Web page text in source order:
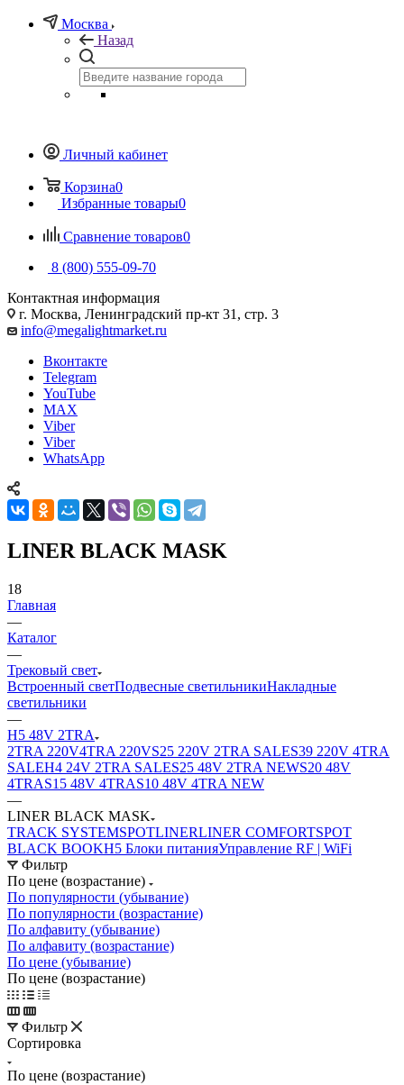
Москва
Назад
Личный кабинет
Корзина0
Избранные товары0
Сравнение товаров0
8 (800) 555-09-70
Контактная информация
г. Москва, Ленинградский пр-кт 31, стр. 3
info@megalightmarket.ru
Вконтакте
Telegram
YouTube
MAX
Viber
Viber
WhatsApp
LINER BLACK MASK
18
Главная
—
Каталог
—
Трековый свет
Встроенный светПодвесные светильникиНакладные
светильники
—
H5 48V 2TRA
2TRA 220V4TRA 220VS25 220V 2TRA SALES39 220V 4TRA
SALEH4 24V 2TRA SALES25 48V 2TRA NEWS20 48V
4TRAS15 48V 4TRAS10 48V 4TRA NEW
—
LINER BLACK MASK
TRACK SYSTEMSPOTLINERLINER COMFORTSPOT
BLACK BOOKH5 Блоки питанияУправление RF | WiFi
Фильтр
По цене (возрастание)
По популярности (убывание)
По популярности (возрастание)
По алфавиту (убывание)
По алфавиту (возрастание)
По цене (убывание)
По цене (возрастание)
Фильтр
Сортировка
По цене (возрастание)